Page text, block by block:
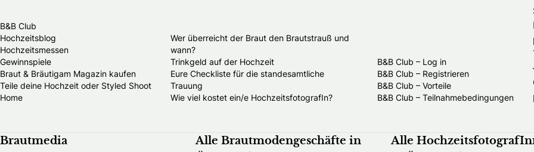
B&B Club
Hochzeitsblog
Hochzeitsmessen
Gewinnspiele
Braut & Bräutigam Magazin kaufen
Teile deine Hochzeit oder Styled Shoot
Home
Wer überreicht der Braut den Brautstrauß und
wann?
Trinkgeld auf der Hochzeit
Eure Checkliste für die standesamtliche
Trauung
Wie viel kostet ein/e HochzeitsfotografIn?
B&B Club – Log in
B&B Club – Registrieren
B&B Club – Vorteile
B&B Club – Teilnahmebedingungen
Brautmedia
Alle Brautmodengeschäfte in
Alle